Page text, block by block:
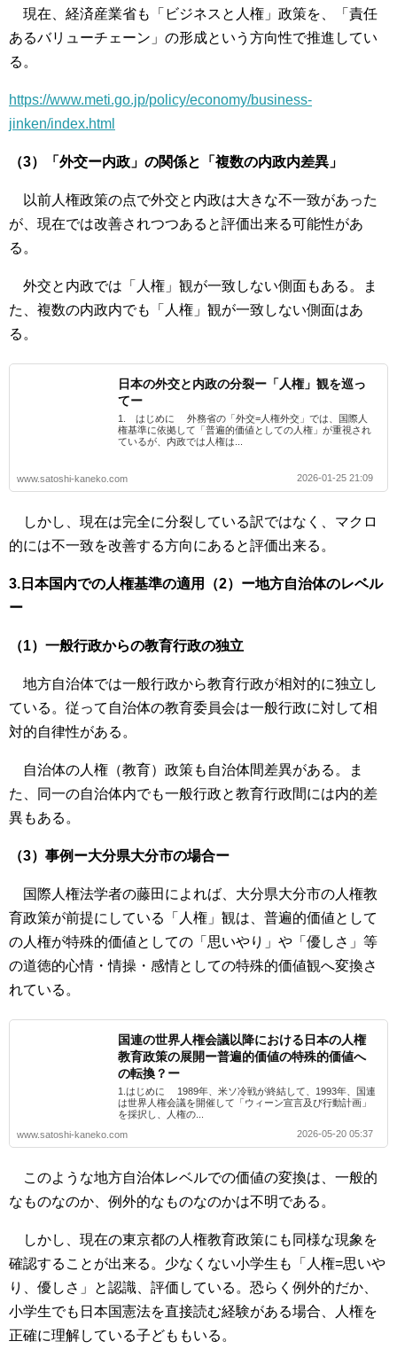
現在、経済産業省も「ビジネスと人権」政策を、「責任
あるバリューチェーン」の形成という方向性で推進してい
る。
https://www.meti.go.jp/policy/economy/business-
jinken/index.html
（3）「外交ー内政」の関係と「複数の内政内差異」
以前人権政策の点で外交と内政は大きな不一致があった
が、現在では改善されつつあると評価出来る可能性があ
る。
外交と内政では「人権」観が一致しない側面もある。ま
た、複数の内政内でも「人権」観が一致しない側面はあ
る。
日本の外交と内政の分裂ー「人権」観を巡っ
てー
1. はじめに 外務省の「外交=人権外交」では、国際人
権基準に依拠して「普遍的価値としての人権」が重視され
ているが、内政では人権は...
www.satoshi-kaneko.com 2026-01-25 21:09
しかし、現在は完全に分裂している訳ではなく、マクロ
的には不一致を改善する方向にあると評価出来る。
3.日本国内での人権基準の適用（2）ー地方自治体のレベル
ー
（1）一般行政からの教育行政の独立
地方自治体では一般行政から教育行政が相対的に独立し
ている。従って自治体の教育委員会は一般行政に対して相
対的自律性がある。
自治体の人権（教育）政策も自治体間差異がある。ま
た、同一の自治体内でも一般行政と教育行政間には内的差
異もある。
（3）事例ー大分県大分市の場合ー
国際人権法学者の藤田によれば、大分県大分市の人権教
育政策が前提にしている「人権」観は、普遍的価値として
の人権が特殊的価値としての「思いやり」や「優しさ」等
の道徳的心情・情操・感情としての特殊的価値観へ変換さ
れている。
国連の世界人権会議以降における日本の人権
教育政策の展開ー普遍的価値の特殊的価値へ
の転換？ー
1.はじめに 1989年、米ソ冷戦が終結して、1993年、国連
は世界人権会議を開催して「ウィーン宣言及び行動計画」
を採択し、人権の...
www.satoshi-kaneko.com
2026-05-20 05:37
このような地方自治体レベルでの価値の変換は、一般的
なものなのか、例外的なものなのかは不明である。
しかし、現在の東京都の人権教育政策にも同様な現象を
確認することが出来る。少なくない小学生も「人権=思いや
り、優しさ」と認識、評価している。恐らく例外的だか、
小学生でも日本国憲法を直接読む経験がある場合、人権を
正確に理解している子どももいる。